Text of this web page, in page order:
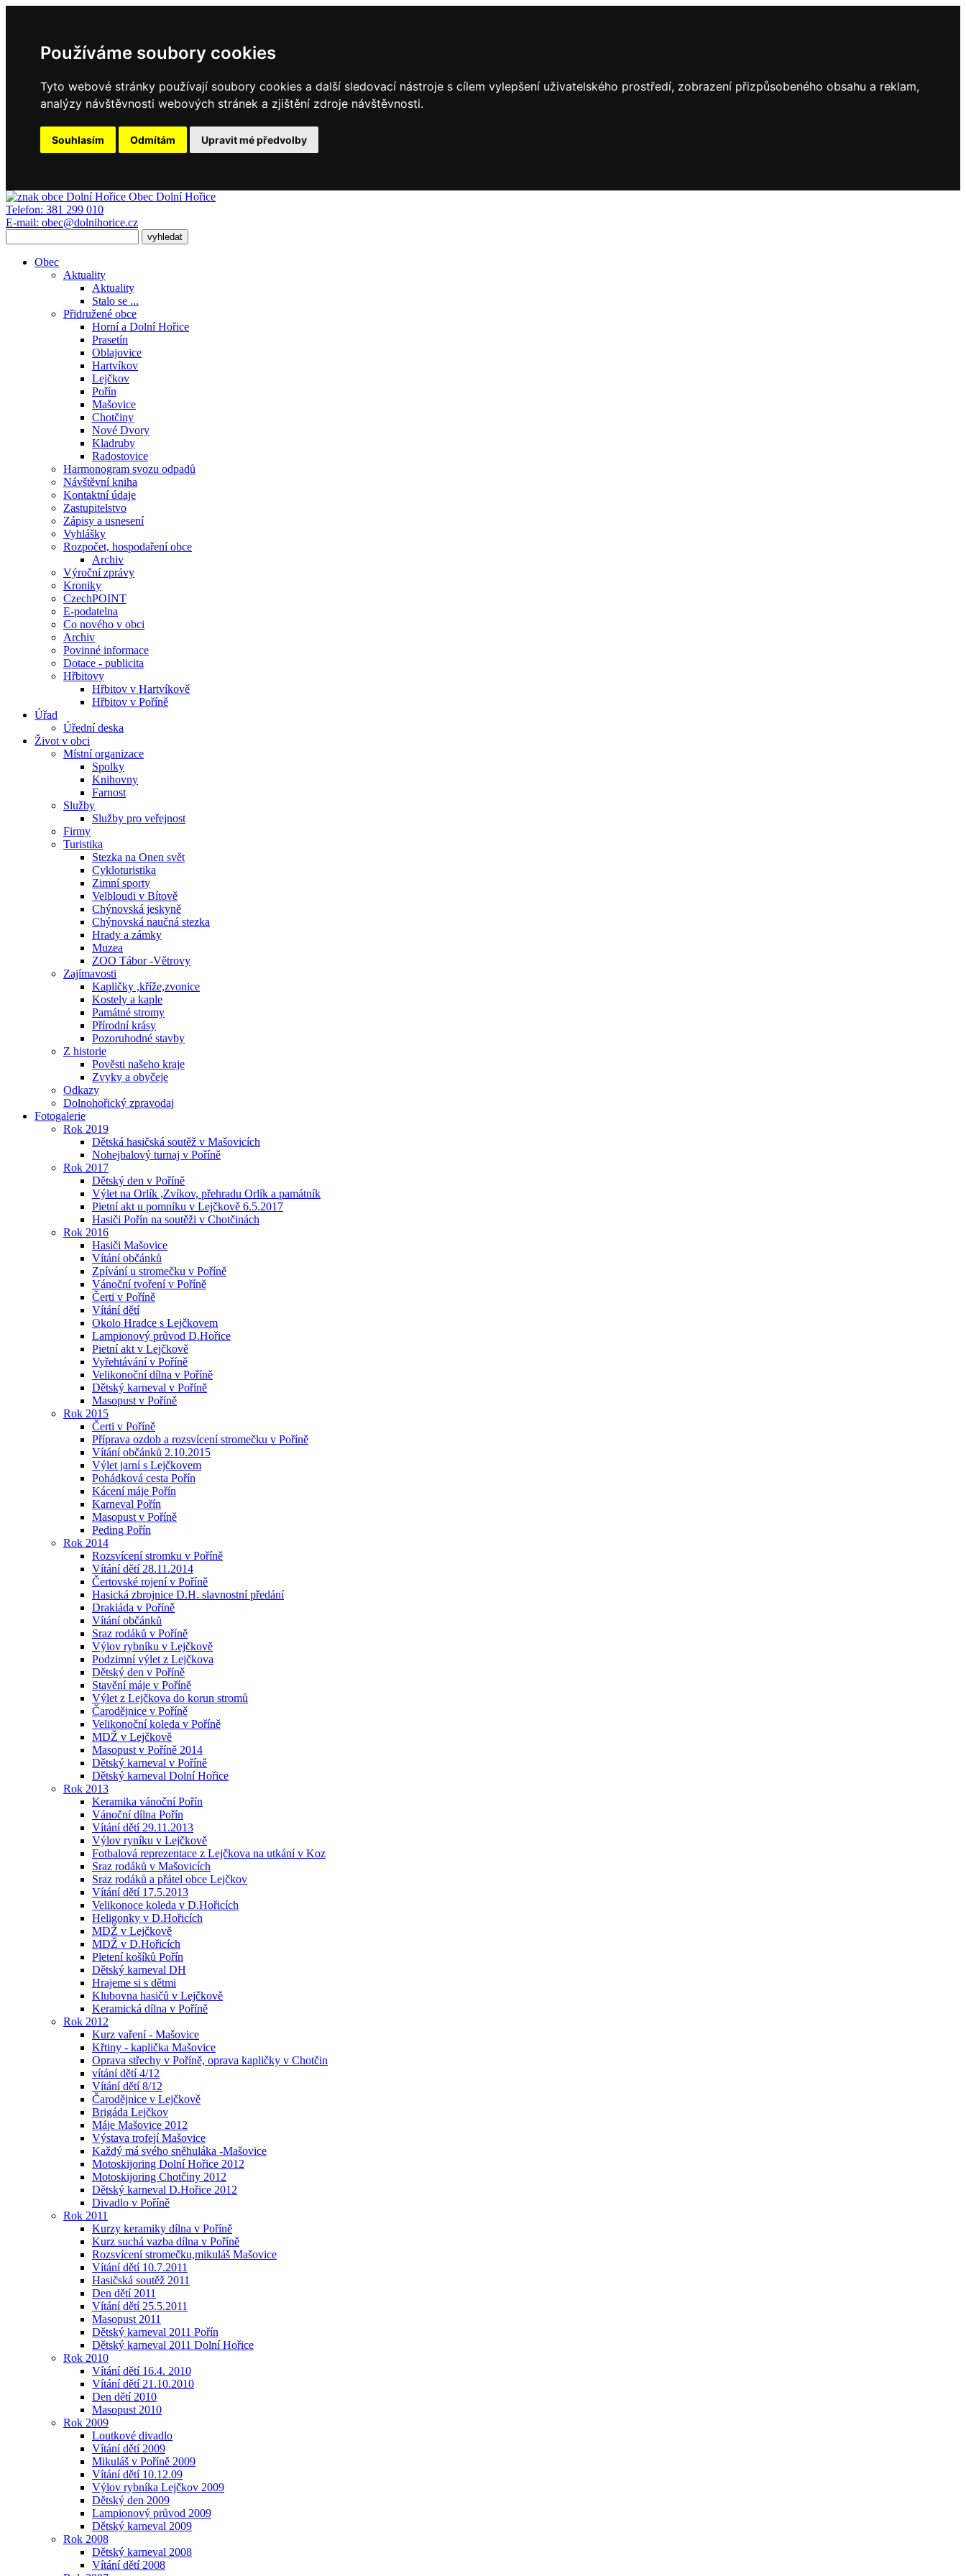
Používáme soubory cookies
Tyto webové stránky používají soubory cookies a další sledovací nástroje s cílem vylepšení uživatelského prostředí, zobrazení přizpůsobeného obsahu a reklam,
analýzy návštěvnosti webových stránek a zjištění zdroje návštěvnosti.
Souhlasím Odmítám Upravit mé předvolby
Obec Dolní Hořice
Telefon: 381 299 010
E-mail: obec@dolnihorice.cz
Obec
Aktuality
Aktuality
Stalo se ...
Přidružené obce
Horní a Dolní Hořice
Prasetín
Oblajovice
Hartvíkov
Lejčkov
Pořín
Mašovice
Chotčiny
Nové Dvory
Kladruby
Radostovice
Harmonogram svozu odpadů
Návštěvní kniha
Kontaktní údaje
Zastupitelstvo
Zápisy a usnesení
Vyhlášky
Rozpočet, hospodaření obce
Archiv
Výroční zprávy
Kroniky
CzechPOINT
E-podatelna
Co nového v obci
Archiv
Povinné informace
Dotace - publicita
Hřbitovy
Hřbitov v Hartvíkově
Hřbitov v Poříně
Úřad
Úřední deska
Život v obci
Místní organizace
Spolky
Knihovny
Farnost
Služby
Služby pro veřejnost
Firmy
Turistika
Stezka na Onen svět
Cykloturistika
Zimní sporty
Velbloudi v Bítově
Chýnovská jeskyně
Chýnovská naučná stezka
Hrady a zámky
Muzea
ZOO Tábor -Větrovy
Zajímavosti
Kapličky ,kříže,zvonice
Kostely a kaple
Památné stromy
Přírodní krásy
Pozoruhodné stavby
Z historie
Pověsti našeho kraje
Zvyky a obyčeje
Odkazy
Dolnohořický zpravodaj
Fotogalerie
Rok 2019
Dětská hasičská soutěž v Mašovicích
Nohejbalový turnaj v Poříně
Rok 2017
Dětský den v Poříně
Výlet na Orlík ,Zvíkov, přehradu Orlík a památník
Pietní akt u pomníku v Lejčkově 6.5.2017
Hasiči Pořín na soutěži v Chotčinách
Rok 2016
Hasiči Mašovice
Vítání občánků
Zpívání u stromečku v Poříně
Vánoční tvoření v Poříně
Čerti v Poříně
Vítání dětí
Okolo Hradce s Lejčkovem
Lampionový průvod D.Hořice
Pietní akt v Lejčkově
Vyřehtávání v Poříně
Velikonoční dílna v Poříně
Dětský karneval v Poříně
Masopust v Poříně
Rok 2015
Čerti v Poříně
Příprava ozdob a rozsvícení stromečku v Poříně
Vítání občánků 2.10.2015
Výlet jarní s Lejčkovem
Pohádková cesta Pořín
Kácení máje Pořín
Karneval Pořín
Masopust v Poříně
Peding Pořín
Rok 2014
Rozsvícení stromku v Poříně
Vítání dětí 28.11.2014
Čertovské rojení v Poříně
Hasická zbrojnice D.H. slavnostní předání
Drakiáda v Poříně
Vítání občánků
Sraz rodáků v Poříně
Výlov rybníku v Lejčkově
Podzimní výlet z Lejčkova
Dětský den v Poříně
Stavění máje v Poříně
Výlet z Lejčkova do korun stromů
Čarodějnice v Poříně
Velikonoční koleda v Poříně
MDŽ v Lejčkově
Masopust v Poříně 2014
Dětský karneval v Poříně
Dětský karneval Dolní Hořice
Rok 2013
Keramika vánoční Pořín
Vánoční dílna Pořín
Vítání dětí 29.11.2013
Výlov ryníku v Lejčkově
Fotbalová reprezentace z Lejčkova na utkání v Koz
Sraz rodáků v Mašovicích
Sraz rodáků a přátel obce Lejčkov
Vítání dětí 17.5.2013
Velikonoce koleda v D.Hořicích
Heligonky v D.Hořicích
MDŽ v Lejčkově
MDŽ v D.Hořicích
Pletení košíků Pořín
Dětský karneval DH
Hrajeme si s dětmi
Klubovna hasičů v Lejčkově
Keramická dílna v Poříně
Rok 2012
Kurz vaření - Mašovice
Křtiny - kaplička Mašovice
Oprava střechy v Poříně, oprava kapličky v Chotčin
vítání dětí 4/12
Vítání dětí 8/12
Čarodějnice v Lejčkově
Brigáda Lejčkov
Máje Mašovice 2012
Výstava trofejí Mašovice
Každý má svého sněhuláka -Mašovice
Motoskijoring Dolní Hořice 2012
Motoskijoring Chotčiny 2012
Dětský karneval D.Hořice 2012
Divadlo v Poříně
Rok 2011
Kurzy keramiky dílna v Poříně
Kurz suchá vazba dílna v Poříně
Rozsvícení stromečku,mikuláš Mašovice
Vítání dětí 10.7.2011
Hasičská soutěž 2011
Den dětí 2011
Vítání dětí 25.5.2011
Masopust 2011
Dětský karneval 2011 Pořín
Dětský karneval 2011 Dolní Hořice
Rok 2010
Vítání dětí 16.4. 2010
Vítání dětí 21.10.2010
Den dětí 2010
Masopust 2010
Rok 2009
Loutkové divadlo
Vítání dětí 2009
Mikuláš v Poříně 2009
Vítání dětí 10.12.09
Výlov rybníka Lejčkov 2009
Dětský den 2009
Lampionový průvod 2009
Dětský karneval 2009
Rok 2008
Dětský karneval 2008
Vítání dětí 2008